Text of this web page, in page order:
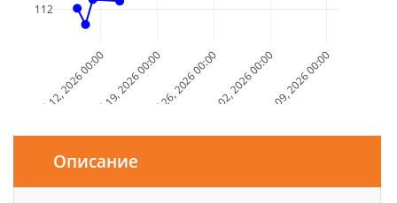
Jul 12, 2026 00:00Jul 19, 2026 00:00Jul 26, 2026 00:00Aug 02, 2026 00:00Aug 09, 2026 00:00
112
Дата и Время
Описание